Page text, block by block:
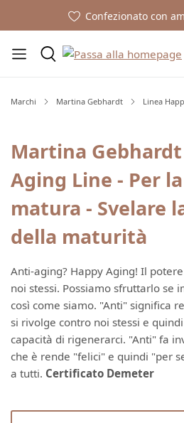
Confezionato con
Marchi Martina Gebhardt Linea
Martina
Aging Line - Per
matura - Svelare
della maturità
Anti-aging? Happy Aging! Il
noi stessi. Possiamo sfruttarlo se
così come siamo. "Anti" significa
si rivolge contro noi stessi e
capacità di rigenerarci. "Anti" fa
che è rende "felici" e quindi "per
a tutti. Certificato Demeter